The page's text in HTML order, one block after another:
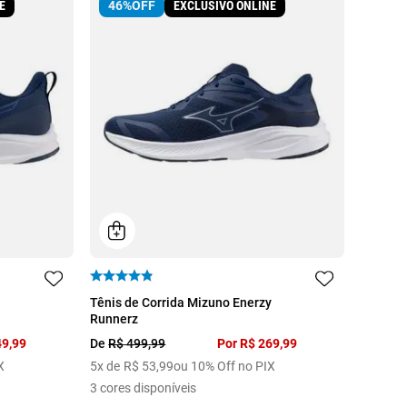
,99
46%OFF EXCLUSIVO ONLINE
39
Tênis de Corrida Mizuno Enerzy
Runnerz
DeR$499,99 PorR$ 269,99
5x de R$ 53,99ou 10% Off no PIX
3 cores disponíveis